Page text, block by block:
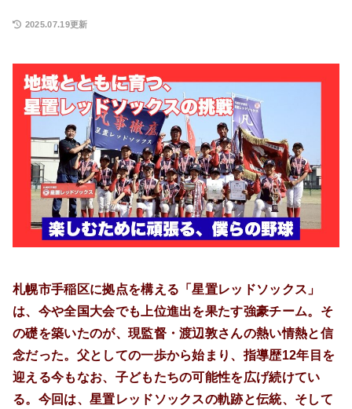
2025.07.19更新
札幌市手稲区に拠点を構える「星置レッドソックス」
は、今や全国大会でも上位進出を果たす強豪チーム。そ
の礎を築いたのが、現監督・渡辺敦さんの熱い情熱と信
念だった。父としての一歩から始まり、指導歴12年目を
迎える今もなお、子どもたちの可能性を広げ続けてい
る。今回は、星置レッドソックスの軌跡と伝統、そして